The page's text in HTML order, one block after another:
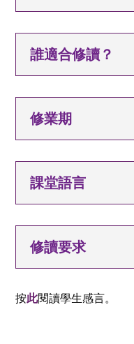
誰適合修讀？
修業期
課堂語言
修讀要求
按此閱讀學生感言。